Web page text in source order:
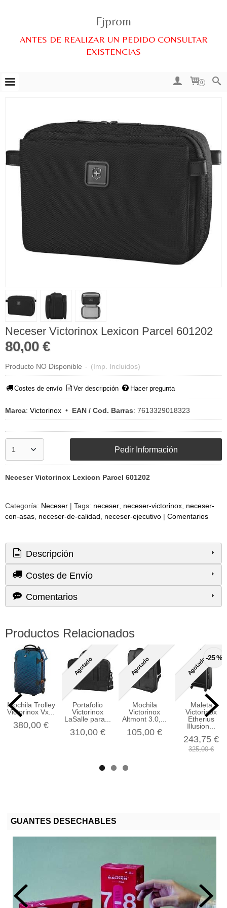
Fjprom
ANTES DE REALIZAR UN PEDIDO CONSULTAR
EXISTENCIAS
0
GUANTES DESECHABLES
Neceser Victorinox Lexicon Parcel 601202
80,00 €
Producto NO Disponible - (Imp. Incluidos)
Costes de envío Ver descripción Hacer pregunta
Marca: Victorinox • EAN / Cod. Barras: 7613329018323
Pedir Información
Neceser Victorinox Lexicon Parcel 601202
Categoría: Neceser | Tags: neceser neceser-victorinox neceser-
con-asas neceser-de-calidad neceser-ejecutivo | Comentarios
Descripción
Costes de Envío
Comentarios
Productos Relacionados
Mochila Trolley
Victorinox Vx...
380,00 €
Agotado
Portafolio
Victorinox
LaSalle para...
310,00 €
Agotado
Mochila
Victorinox
Altmont 3.0,...
105,00 €
Agotado-25 %
Maleta
Victorinox
Etherius
Illusion...
243,75 €
325,00 €